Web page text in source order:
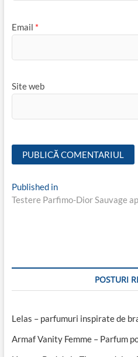
Email *
Site web
Navigare
în
Published in
Testere Parfimo-Dior Sauvage
POSTURI
Lelas – parfumuri inspirate de
Armaf Vanity Femme – Parfum